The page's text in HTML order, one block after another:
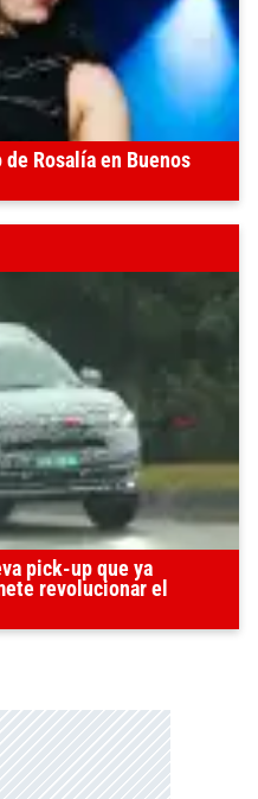
Rosalía en Buenos
pick-up que ya
revolucionar el